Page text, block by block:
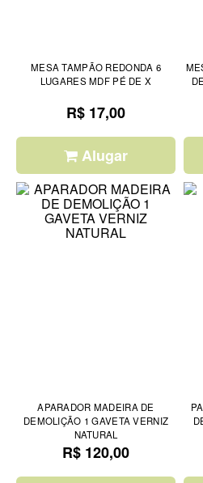
MESA TAMPÃO REDONDA 6
LUGARES MDF PÉ DE X
R$ 17,00
Alugar
APARADOR MADEIRA DE
DEMOLIÇÃO 1 GAVETA VERNIZ
NATURAL
R$ 120,00